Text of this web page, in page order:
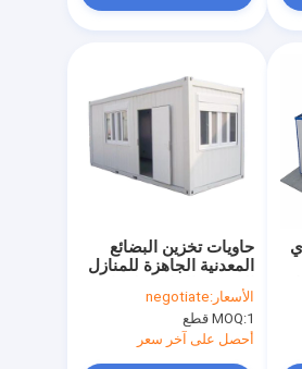
حاويات تخزين البضائع
المعدنية الجاهزة للمنازل
الصغيرة الجاهزة لمواقع
البناء
الأسعار:negotiate
MOQ:1 قطع
أحصل على آخر سعر